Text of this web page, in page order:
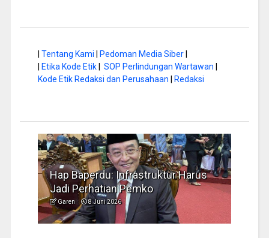
Tentang Kami Pedoman Media Siber|
Etika Kode Etik| SOP Perlindungan Wartawan
Kode Etik Redaksi dan Perusahaan
Redaksi
Musim Kemarau, DPRD Dorong
Pengelolaan Sampah yang Aman
Garen 6 Juni 2026